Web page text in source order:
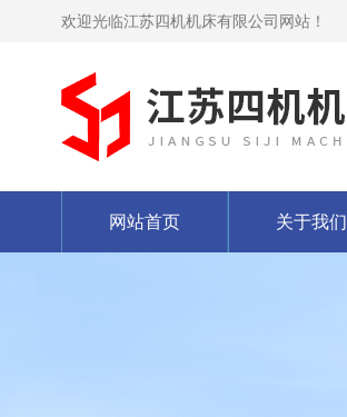
欢迎光临江苏四机机床有限公司网站！
网站首页 关于我们